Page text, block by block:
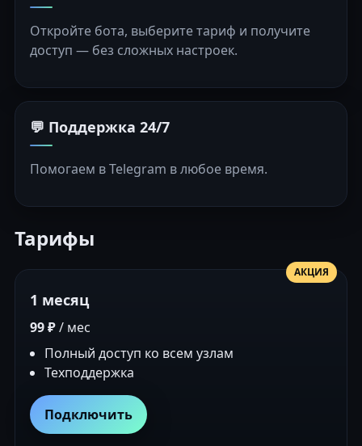
Откройте бота, выберите тариф и получите
доступ — без сложных настроек.
💬 Поддержка 24/7
Помогаем в Telegram в любое время.
Тарифы
АКЦИЯ
1 месяц
99 ₽/ мес
Полный доступ ко всем узлам
Техподдержка
Подключить